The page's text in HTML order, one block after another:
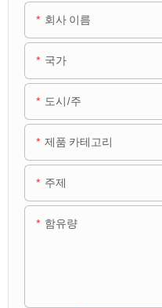
회사 이름
국가
도시/주
제품 카테고리
주제
함유량